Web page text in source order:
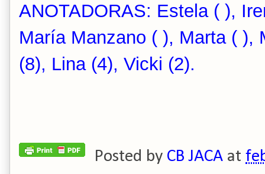
ANOTADORAS: Estela ( ),
María Manzano ( ), Marta ( ),
(8), Lina (4), Vicki (2).
Posted by CB JACA at